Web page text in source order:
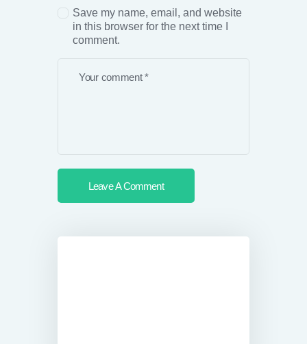
Save my name, email, and website
in this browser for the next time I
comment.